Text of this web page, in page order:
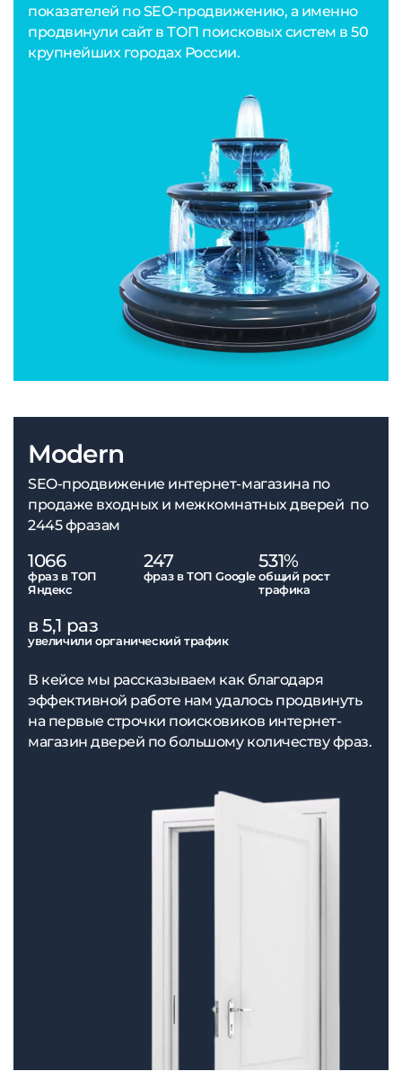
показателей по SEO-продвижению, а именно
продвинули сайт в ТОП поисковых систем в 50
крупнейших городах России.
Modern
SEO-продвижение интернет-магазина по
продаже входных и межкомнатных дверей по
2445 фразам
1066
фраз в ТОП
Яндекс
247
фраз в ТОП Google
531%
общий рост
трафика
в 5,1 раз
увеличили органический трафик
В кейсе мы рассказываем как благодаря
эффективной работе нам удалось продвинуть
на первые строчки поисковиков интернет-
магазин дверей по большому количеству фраз.